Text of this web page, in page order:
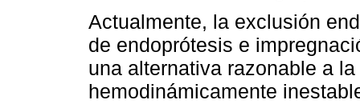
Actualmente, la exclusión
de endoprótesis e
una alternativa razonable a
hemodinámicamente